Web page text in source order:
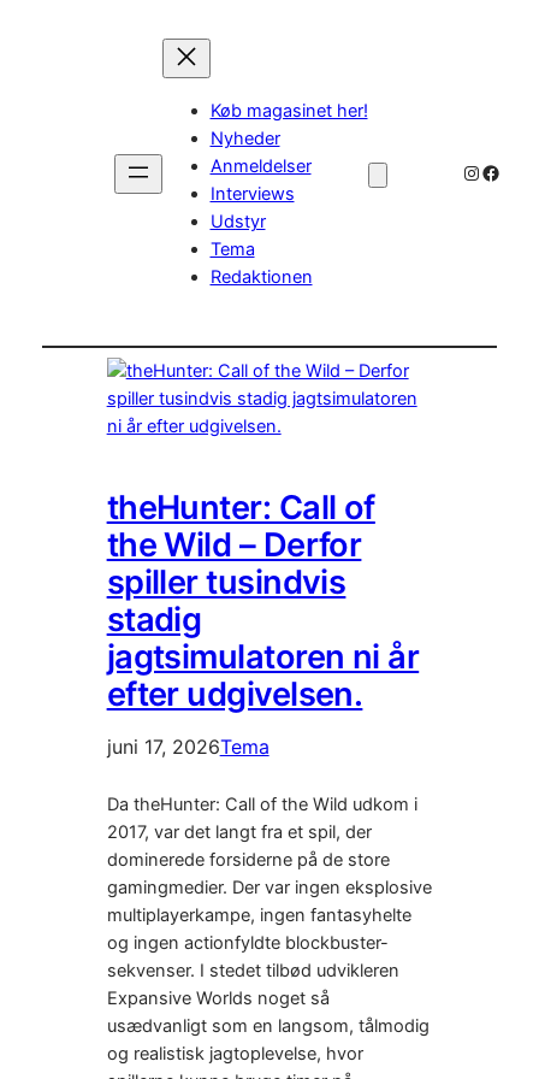
Køb magasinet her!
Nyheder
Anmeldelser
Interviews
Udstyr
Tema
Redaktionen
theHunter: Call of
the Wild – Derfor
spiller tusindvis
stadig
jagtsimulatoren ni år
efter udgivelsen.
juni 17, 2026Tema
Da theHunter: Call of the Wild udkom i
2017, var det langt fra et spil, der
dominerede forsiderne på de store
gamingmedier. Der var ingen eksplosive
multiplayerkampe, ingen fantasyhelte
og ingen actionfyldte blockbuster-
sekvenser. I stedet tilbød udvikleren
Expansive Worlds noget så
usædvanligt som en langsom, tålmodig
og realistisk jagtoplevelse, hvor